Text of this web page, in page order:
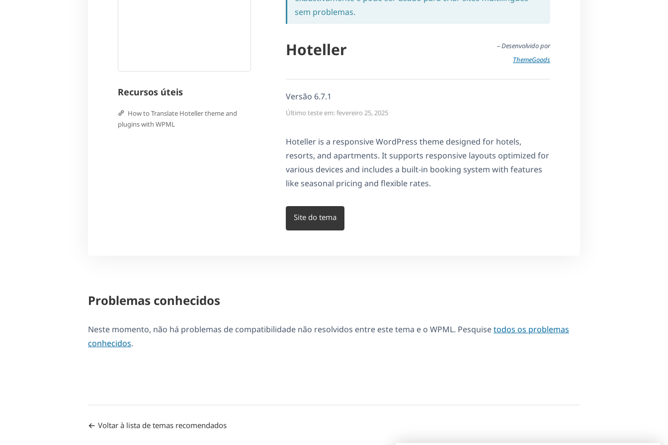
Recursos úteis
How to Translate Hoteller theme and
plugins with WPML
sem problemas.
Hoteller
– Desenvolvido por
ThemeGoods
Versão 6.7.1
Último teste em: fevereiro 25, 2025
Hoteller is a responsive WordPress theme designed for hotels,
resorts, and apartments. It supports responsive layouts optimized for
various devices and includes a built-in booking system with features
like seasonal pricing and flexible rates.
Site do tema
Problemas conhecidos
Neste momento, não há problemas de compatibilidade não resolvidos entre este tema e o WPML. Pesquisetodos os problemas
conhecidos.
Voltar à lista de temas recomendados